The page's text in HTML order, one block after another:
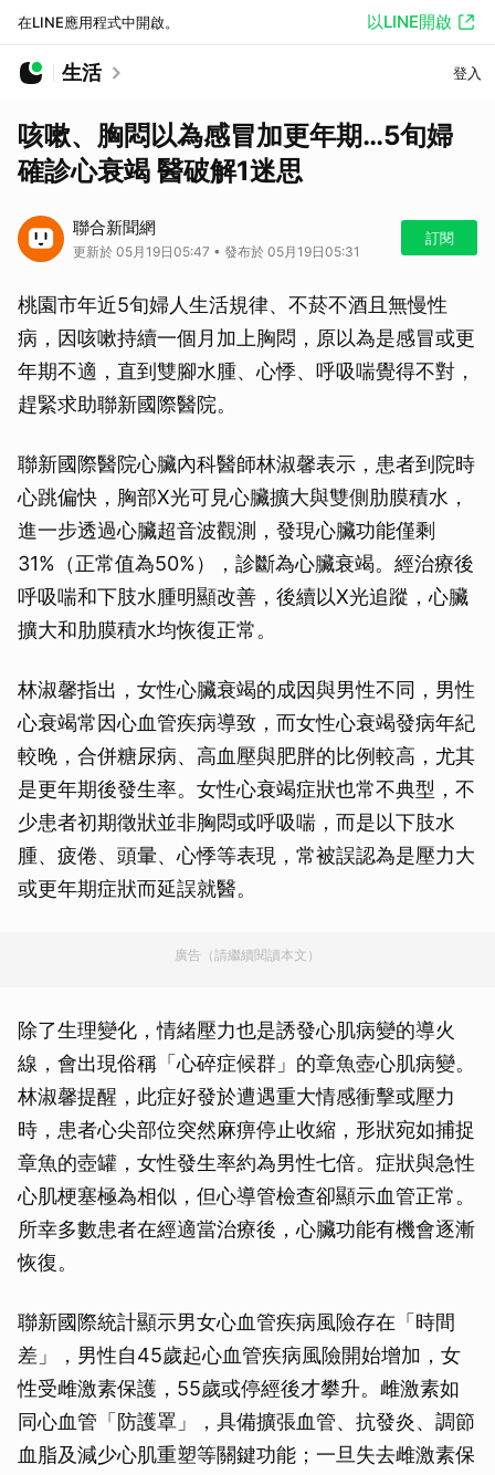
在LINE應用程式中開啟。 以LINE開啟
生活 登入
咳嗽、胸悶以為感冒加更年期…5旬婦
確診心衰竭 醫破解1迷思
聯合新聞網
更新於 05月19日05:47 • 發布於 05月19日05:31
訂閱
桃園市年近5旬婦人生活規律、不菸不酒且無慢性
病，因咳嗽持續一個月加上胸悶，原以為是感冒或更
年期不適，直到雙腳水腫、心悸、呼吸喘覺得不對，
趕緊求助聯新國際醫院。
聯新國際醫院心臟內科醫師林淑馨表示，患者到院時
心跳偏快，胸部X光可見心臟擴大與雙側肋膜積水，
進一步透過心臟超音波觀測，發現心臟功能僅剩
31%（正常值為50%），診斷為心臟衰竭。經治療後
呼吸喘和下肢水腫明顯改善，後續以X光追蹤，心臟
擴大和肋膜積水均恢復正常。
林淑馨指出，女性心臟衰竭的成因與男性不同，男性
心衰竭常因心血管疾病導致，而女性心衰竭發病年紀
較晚，合併糖尿病、高血壓與肥胖的比例較高，尤其
是更年期後發生率。女性心衰竭症狀也常不典型，不
少患者初期徵狀並非胸悶或呼吸喘，而是以下肢水
腫、疲倦、頭暈、心悸等表現，常被誤認為是壓力大
或更年期症狀而延誤就醫。
廣告（請繼續閱讀本文）
除了生理變化，情緒壓力也是誘發心肌病變的導火
線，會出現俗稱「心碎症候群」的章魚壺心肌病變。
林淑馨提醒，此症好發於遭遇重大情感衝擊或壓力
時，患者心尖部位突然麻痹停止收縮，形狀宛如捕捉
章魚的壺罐，女性發生率約為男性七倍。症狀與急性
心肌梗塞極為相似，但心導管檢查卻顯示血管正常。
所幸多數患者在經適當治療後，心臟功能有機會逐漸
恢復。
聯新國際統計顯示男女心血管疾病風險存在「時間
差」，男性自45歲起心血管疾病風險開始增加，女
性受雌激素保護，55歲或停經後才攀升。雌激素如
同心血管「防護罩」，具備擴張血管、抗發炎、調節
血脂及減少心肌重塑等關鍵功能；一旦失去雌激素保